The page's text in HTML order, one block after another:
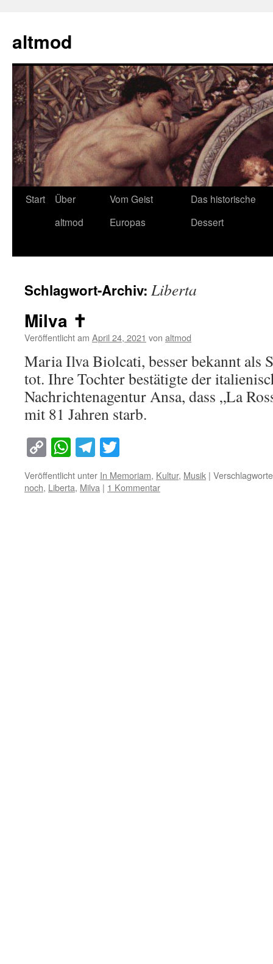
springen
altmod
Start
Über
altmod
Vom Geist
Europas
Das historische
Dessert
Schlagwort-Archiv: Liberta
Milva ✝︎
Veröffentlicht am April 24, 2021 von altmod
Maria Ilva Biolcati, besser bekannt als
tot. Ihre Tochter bestätigte der
Nachrichtenagentur Ansa, dass „La
mit 81 Jahren starb.
Copy
Link
WhatsApp
Telegram
Veröffentlicht unter In Memoriam, Kultur, Musik |
noch, Liberta, Milva | 1 Kommentar